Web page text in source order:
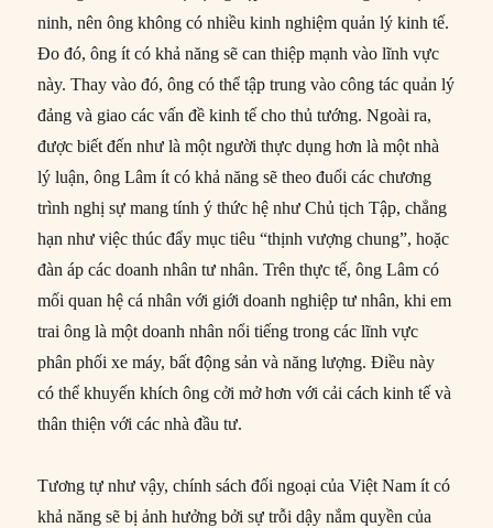
ninh, nên ông không có nhiều kinh nghiệm quản lý kinh tế.
Đo đó, ông ít có khả năng sẽ can thiệp mạnh vào lĩnh vực
này. Thay vào đó, ông có thể tập trung vào công tác quản lý
đảng và giao các vấn đề kinh tế cho thủ tướng. Ngoài ra,
được biết đến như là một người thực dụng hơn là một nhà
lý luận, ông Lâm ít có khả năng sẽ theo đuổi các chương
trình nghị sự mang tính ý thức hệ như Chủ tịch Tập, chẳng
hạn như việc thúc đẩy mục tiêu “thịnh vượng chung”, hoặc
đàn áp các doanh nhân tư nhân. Trên thực tế, ông Lâm có
mối quan hệ cá nhân với giới doanh nghiệp tư nhân, khi em
trai ông là một doanh nhân nổi tiếng trong các lĩnh vực
phân phối xe máy, bất động sản và năng lượng. Điều này
có thể khuyến khích ông cởi mở hơn với cải cách kinh tế và
thân thiện với các nhà đầu tư.
Tương tự như vậy, chính sách đối ngoại của Việt Nam ít có
khả năng sẽ bị ảnh hưởng bởi sự trỗi dậy nắm quyền của